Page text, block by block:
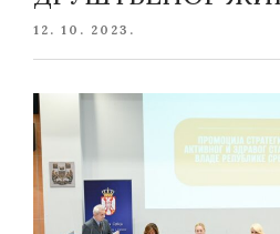
POSTED
12. 10. 2023.